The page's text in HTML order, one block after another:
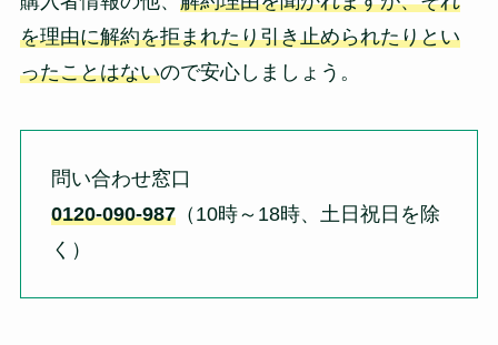
を理由に解約を拒まれたり引き止められたりとい
ったことはないので安心しましょう。
問い合わせ窓口
0120-090-987（10時～18時、土日祝日を除
く）